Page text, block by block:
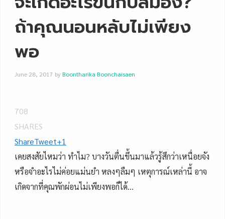
ถ้าคุณนอนหลับไม่เพียง
พอ
June 28, 2017 by Boontharika Boonchaisaen
708
SHARES
ShareTweet+1
เคยสงสัยไหมว่า ทำไม? บางวันตื่นขึ้นมาแล้วรู้สึกว่าเหนื่อยจัง
หรือจำอะไรไม่ค่อยแม่นยำ หลงๆลืมๆ เหตุการณ์เหล่านี้ อาจ
เกิดจากที่คุณพักผ่อนไม่เพียงพอก็ได้…